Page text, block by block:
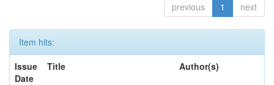
previous 1 next
Item hits:
Issue
Date
Title Author(s)